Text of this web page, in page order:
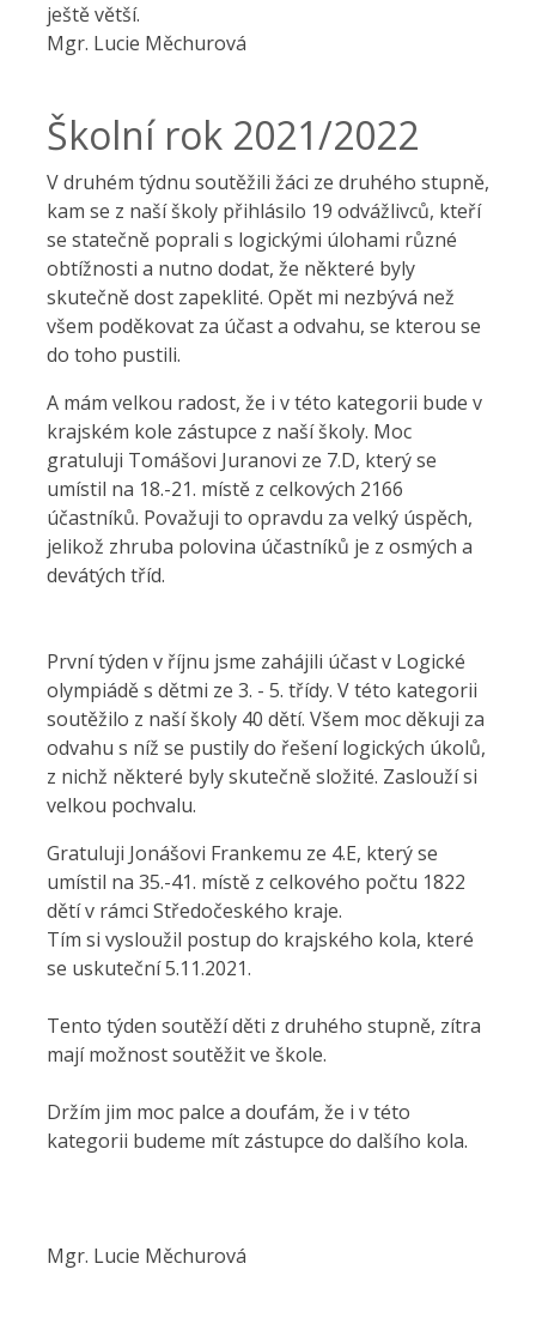
ještě větší.
Mgr. Lucie Měchurová
Školní rok 2021/2022
V druhém týdnu soutěžili žáci ze druhého stupně,
kam se z naší školy přihlásilo 19 odvážlivců, kteří
se statečně poprali s logickými úlohami různé
obtížnosti a nutno dodat, že některé byly
skutečně dost zapeklité. Opět mi nezbývá než
všem poděkovat za účast a odvahu, se kterou se
do toho pustili.
A mám velkou radost, že i v této kategorii bude v
krajském kole zástupce z naší školy. Moc
gratuluji Tomášovi Juranovi ze 7.D, který se
umístil na 18.-21. místě z celkových 2166
účastníků. Považuji to opravdu za velký úspěch,
jelikož zhruba polovina účastníků je z osmých a
devátých tříd.
První týden v říjnu jsme zahájili účast v Logické
olympiádě s dětmi ze 3. - 5. třídy. V této kategorii
soutěžilo z naší školy 40 dětí. Všem moc děkuji za
odvahu s níž se pustily do řešení logických úkolů,
z nichž některé byly skutečně složité. Zaslouží si
velkou pochvalu.
Gratuluji Jonášovi Frankemu ze 4.E, který se
umístil na 35.-41. místě z celkového počtu 1822
dětí v rámci Středočeského kraje.
Tím si vysloužil postup do krajského kola, které
se uskuteční 5.11.2021.
Tento týden soutěží děti z druhého stupně, zítra
mají možnost soutěžit ve škole.
Držím jim moc palce a doufám, že i v této
kategorii budeme mít zástupce do dalšího kola.
Mgr. Lucie Měchurová